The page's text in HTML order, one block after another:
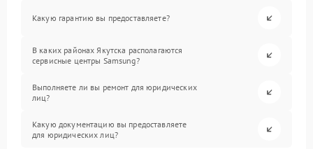
Какую гарантию вы предоставляете?
В каких районах Якутска располагаются
сервисные центры Samsung?
Выполняете ли вы ремонт для юридических
лиц?
Какую документацию вы предоставляете
для юридических лиц?